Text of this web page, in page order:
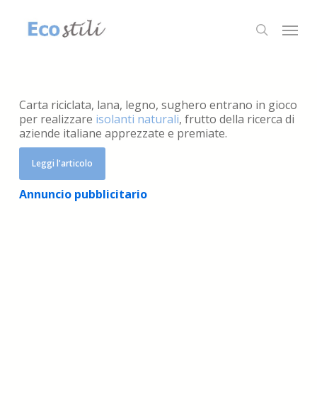
search
Menu
Carta riciclata, lana, legno, sughero entrano in gioco
per realizzare isolanti naturali, frutto della ricerca di
aziende italiane apprezzate e premiate.
Leggi l'articolo
Annuncio pubblicitario